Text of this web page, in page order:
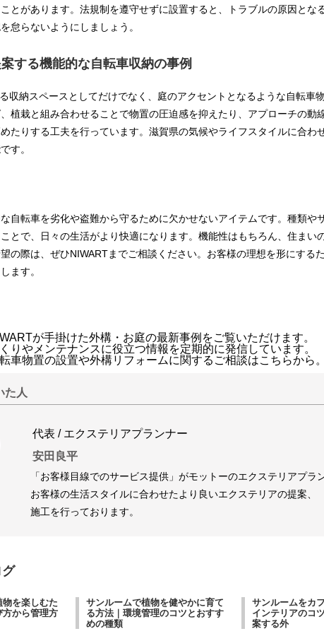
とがあります。法規制を遵守せずに設置すると、トラブルの原因とな
怠らないようにしましょう。
する機能的な自転車収納の事例
収納スペースとしてだけでなく、庭のアクセントとなるような自転車
植栽と組み合わせることで物置の圧迫感を抑えたり、アプローチの動
たりする工夫を行っています。滋賀県の気候やライフスタイルに合わ
す。
自転車を劣化や盗難から守るために欠かせないアイテムです。種類や
とで、日々の生活がより快適になります。機能性はもちろん、住まい
の際は、ぜひNIWARTまでご相談ください。お客様の理想を形にする
ます。
が手掛けた外構・お庭の最新事例をご覧いただけます。
りやメンテナンスに役立つ情報を定期的に発信しています。
車物置の設置や外構リフォームに関するご相談はこちらから。
た人
代表 / エクステリアプランナー
安田良平
「お客様目線でのサービス提供」がモットーのエクステリアプラ
お客様の生活スタイルに合わせたより良いエクステリアの提案、
施工を行っております。
を楽しむた
方から管理方
サンルームで植物を健やかに育て
る方法｜環境管理のコツとおすす
めの種類
サンルームをカ
インテリアのコ
案する外